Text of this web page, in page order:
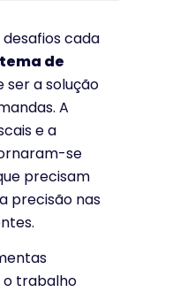
cada
de
ser a solução
A
e a
se
precisam
precisão nas
o trabalho